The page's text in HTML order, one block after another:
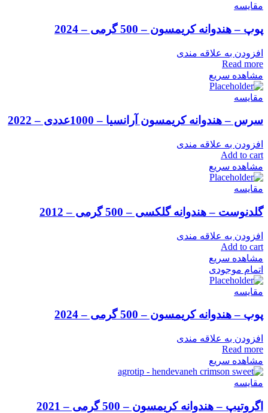
مقایسه
پوپ – هندوانه کریمسون – 500 گرمی – 2024
افزودن به علاقه مندی
Read more
مشاهده سریع
مقایسه
سرس – هندوانه کریمسون آرانسیا – 1000عددی – 2022
افزودن به علاقه مندی
Add to cart
مشاهده سریع
مقایسه
گلدنوست – هندوانه گلکسی – 500 گرمی – 2012
افزودن به علاقه مندی
Add to cart
مشاهده سریع
اتمام موجودی
مقایسه
پوپ – هندوانه کریمسون – 500 گرمی – 2024
افزودن به علاقه مندی
Read more
مشاهده سریع
مقایسه
اگروتیپ – هندوانه کریمسون – 500 گرمی – 2021